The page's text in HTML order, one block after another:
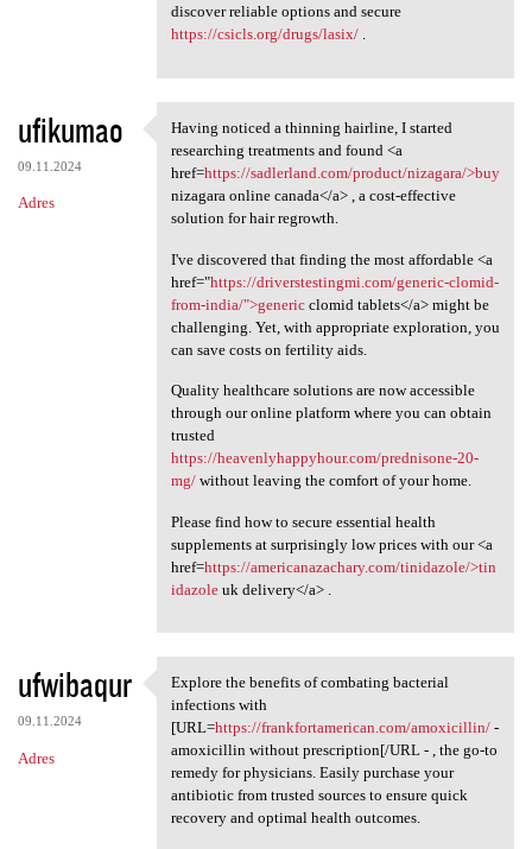
discover reliable options and secure
https://csicls.org/drugs/lasix/.
ufikumao
09.11.2024
Adres
Having noticed a thinning
Having noticed a thinning hairline, I started
researching treatments and found <a
href=https://sadlerland.com/product/nizagara/>buy
nizagara online canada</a> , a cost-effective
solution for hair regrowth.
I've discovered that finding the most affordable <a
href="https://driverstestingmi.com/generic-clomid-
from-india/">genericclomid tablets</a> might be
challenging. Yet, with appropriate exploration, you
can save costs on fertility aids.
Quality healthcare solutions are now accessible
through our online platform where you can obtain
trusted
https://heavenlyhappyhour.com/prednisone-20-
mg/without leaving the comfort of your home.
Please find how to secure essential health
supplements at surprisingly low prices with our <a
href=https://americanazachary.com/tinidazole/>tin
idazoleuk delivery</a> .
ufwibaqur
09.11.2024
Adres
Explore the benefits of
Explore the benefits of combating bacterial
infections with
[URL=https://frankfortamerican.com/amoxicillin/-
amoxicillin without prescription[/URL - , the go-to
remedy for physicians. Easily purchase your
antibiotic from trusted sources to ensure quick
recovery and optimal health outcomes.